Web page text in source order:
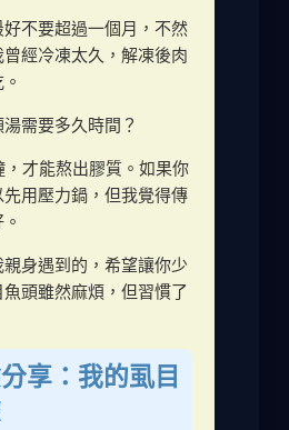
不要超過一個月，不然
經冷凍太久，解凍後肉
需要多久時間？
，才能熬出膠質。如果你
先用壓力鍋，但我覺得傳
身遇到的，希望讓你少
頭雖然麻煩，但習慣了
享：我的虱目